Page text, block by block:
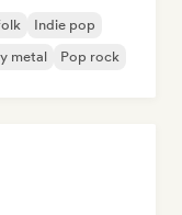
Indie pop
metal Pop rock